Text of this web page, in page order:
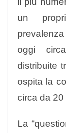
un
oggi
distribuite
ospita la
circa da 20
La